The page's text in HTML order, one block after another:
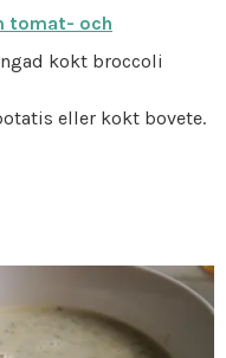
tomat- och
kokt broccoli
eller kokt bovete.